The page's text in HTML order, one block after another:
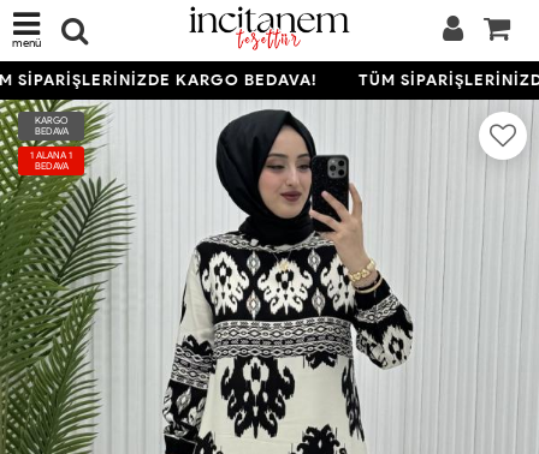
menü
SİPARİŞLERİNİZDE KARGO BEDAVA! TÜM
KARGO
BEDAVA
1 ALANA 1
BEDAVA